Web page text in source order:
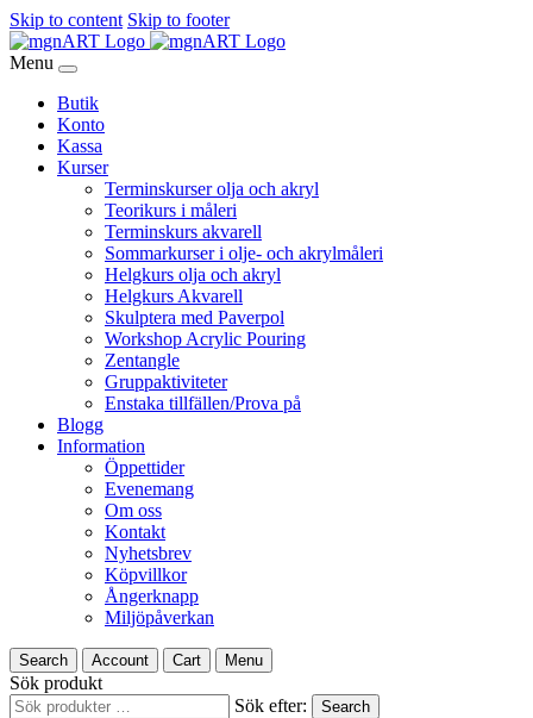
Skip to content Skip to footer
Menu
Butik
Konto
Kassa
Kurser
Terminskurser olja och akryl
Teorikurs i måleri
Terminskurs akvarell
Sommarkurser i olje- och akrylmåleri
Helgkurs olja och akryl
Helgkurs Akvarell
Skulptera med Paverpol
Workshop Acrylic Pouring
Zentangle
Gruppaktiviteter
Enstaka tillfällen/Prova på
Blogg
Information
Öppettider
Evenemang
Om oss
Kontakt
Nyhetsbrev
Köpvillkor
Ångerknapp
Miljöpåverkan
Search Account Cart Menu
Sök produkt
Sök efter:
Search